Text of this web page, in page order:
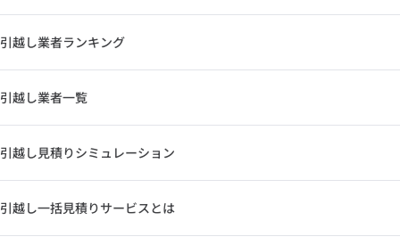
引越し業者ランキング
引越し業者一覧
引越し見積りシミュレーション
引越し一括見積りサービスとは